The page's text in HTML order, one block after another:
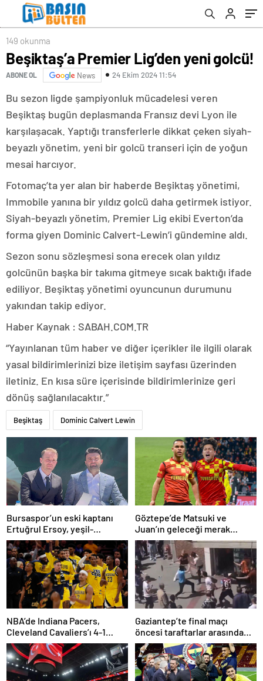
149 okunma
Beşiktaş’a Premier Lig’den yeni golcü!
ABONE OL News 24 Ekim 2024 11:54
Bu sezon ligde şampiyonluk mücadelesi veren
Beşiktaş bugün deplasmanda Fransız devi Lyon ile
karşılaşacak. Yaptığı transferlerle dikkat çeken siyah-
beyazlı yönetim, yeni bir golcü transeri için de yoğun
mesai harcıyor.
Fotomaç’ta yer alan bir haberde Beşiktaş yönetimi,
Immobile yanına bir yıldız golcü daha getirmek istiyor.
Siyah-beyazlı yönetim, Premier Lig ekibi Everton’da
forma giyen Dominic Calvert-Lewin’i gündemine aldı.
Sezon sonu sözleşmesi sona erecek olan yıldız
golcünün başka bir takıma gitmeye sıcak baktığı ifade
ediliyor. Beşiktaş yönetimi oyuncunun durumunu
yakından takip ediyor.
Haber Kaynak : SABAH.COM.TR
“Yayınlanan tüm haber ve diğer içerikler ile ilgili olarak
yasal bildirimlerinizi bize iletişim sayfası üzerinden
iletiniz. En kısa süre içerisinde bildirimlerinize geri
dönüş sağlanılacaktır.”
Beşiktaş Dominic Calvert Lewin
Bursaspor’un eski kaptanı
Ertuğrul Ersoy, yeşil-
beyazlılara geri döndü
Göztepe’de Matsuki ve
Juan’ın geleceği merak
konusu
NBA’de Indiana Pacers,
Cleveland Cavaliers’ı 4-1
yenerek konferans finaline
yükseldi
Gaziantep’te final maçı
öncesi taraftarlar arasında
tartışma çıktı